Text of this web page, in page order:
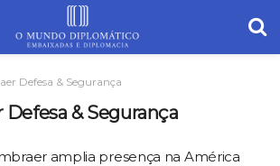
Defesa & Segurança
Defesa & Segurança
amplia presença na América